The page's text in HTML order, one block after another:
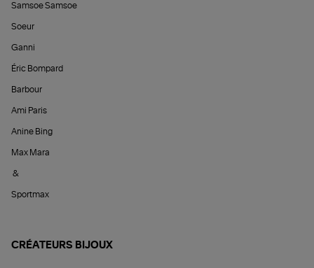
Samsoe Samsoe
Soeur
Ganni
Éric Bompard
Barbour
Ami Paris
Anine Bing
Max Mara
&
Sportmax
CRÉATEURS BIJOUX